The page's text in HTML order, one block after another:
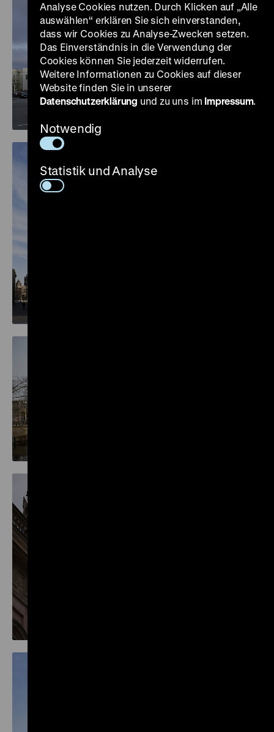
Analyse Cookies nutzen. Durch Klicken auf „Alle
auswählen“ erklären Sie sich einverstanden,
dass wir Cookies zu Analyse-Zwecken setzen.
Das Einverständnis in die Verwendung der
Cookies können Sie jederzeit widerrufen.
Weitere Informationen zu Cookies auf dieser
Website finden Sie in unserer
Datenschutzerklärung und zu uns im Impressum.
Notwendig
Statistik und Analyse